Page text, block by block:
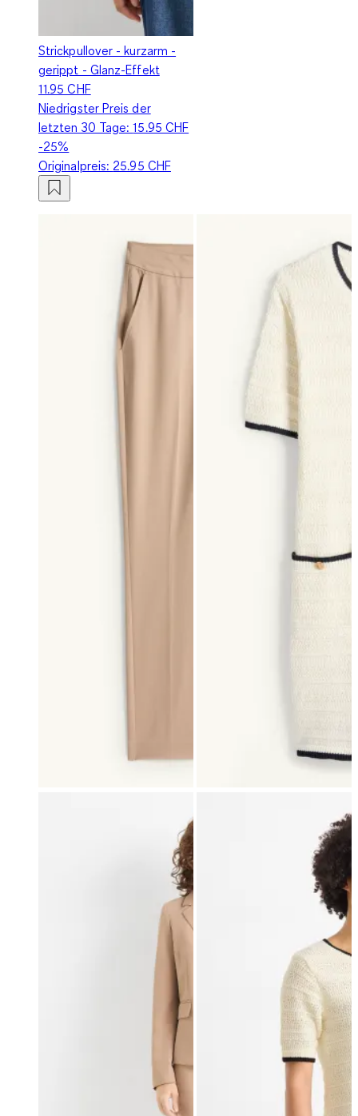
Strickpullover - kurzarm -
gerippt - Glanz-Effekt
11.95 CHF
Niedrigster Preis der
letzten 30 Tage:15.95 CHF
-25%
Originalpreis: 25.95 CHF